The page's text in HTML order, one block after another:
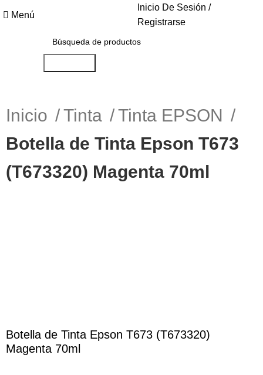
Menú
Inicio De Sesión /
Registrarse
Inicio Tinta
Tinta EPSON
Botella de Tinta Epson T673
(T673320) Magenta 70ml
Botella de Tinta Epson T673 (T673320)
Magenta 70ml